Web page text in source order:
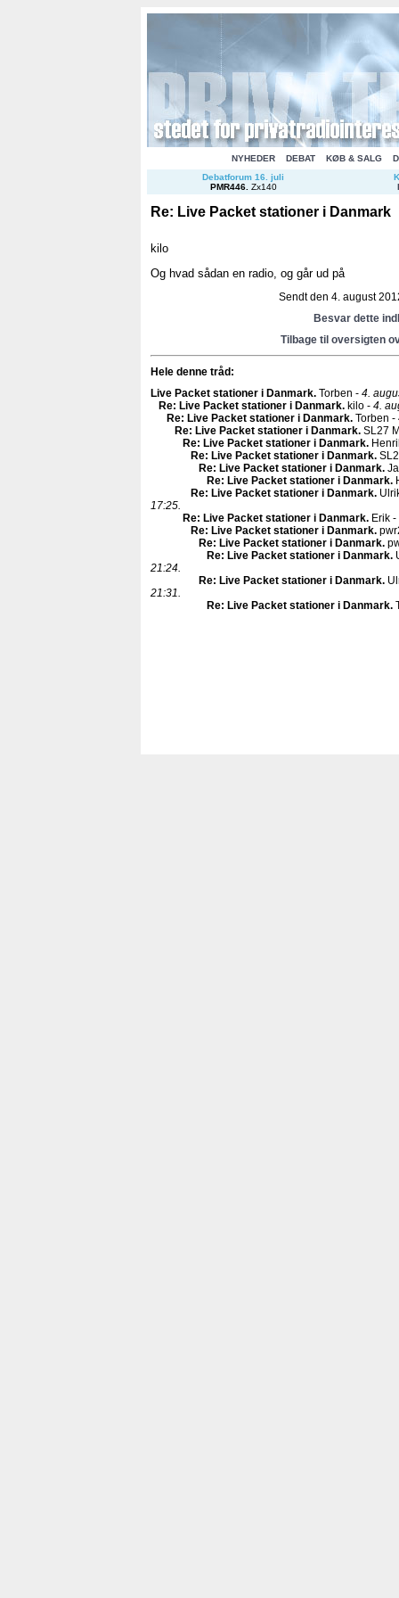
NYHEDER DEBAT KØB & SALG
Debatforum 16. juli
PMR446. Zx140
Re: Live Packet stationer i Danmark
kilo
Og hvad sådan en radio, og går ud på
Sendt den 4. august
Besvar dette
Tilbage til oversigten
Hele denne tråd:
Live Packet stationer i Danmark. Torben - 4.
Re: Live Packet stationer i Danmark. kilo - 4.
Re: Live Packet stationer i Danmark. Torben -
Re: Live Packet stationer i Danmark. SL27
Re: Live Packet stationer i Danmark.
Re: Live Packet stationer i Danmark.
Re: Live Packet stationer i Danmark.
Re: Live Packet stationer i Danmark.
Re: Live Packet stationer i Danmark.
17:25.
Re: Live Packet stationer i Danmark. Erik -
Re: Live Packet stationer i Danmark.
Re: Live Packet stationer i Danmark.
Re: Live Packet stationer i Danmark.
21:24.
Re: Live Packet stationer i Danmark.
21:31.
Re: Live Packet stationer i Danmark.